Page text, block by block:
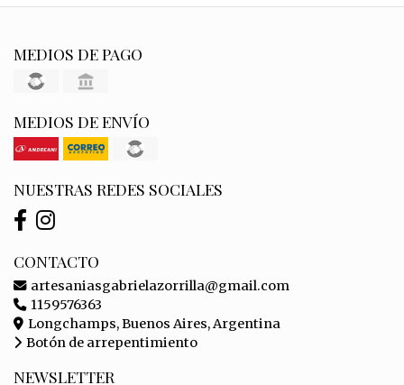
MEDIOS DE PAGO
MEDIOS DE ENVÍO
NUESTRAS REDES SOCIALES
CONTACTO
artesaniasgabrielazorrilla@gmail.com
1159576363
Longchamps, Buenos Aires, Argentina
Botón de arrepentimiento
NEWSLETTER